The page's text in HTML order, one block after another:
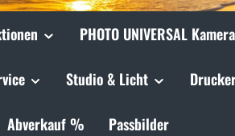
PHOTO UNIVERSAL
Studio & Licht
Abverkauf % Passbilder